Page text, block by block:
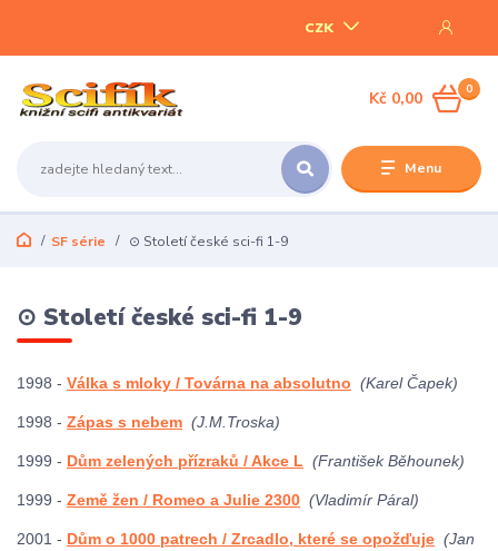
Menu
CZK
0
Kč 0,00
SF série ⊙ Století české sci-fi 1-9
⊙ Století české sci-fi 1-9
1998 - Válka s mloky / Továrna na absolutno (Karel Čapek)
1998 - Zápas s nebem (J.M.Troska)
1999 - Dům zelených přízraků / Akce L (František Běhounek)
1999 - Země žen / Romeo a Julie 2300 (Vladimír Páral)
2001 - Dům o 1000 patrech / Zrcadlo, které se opožďuje (Jan